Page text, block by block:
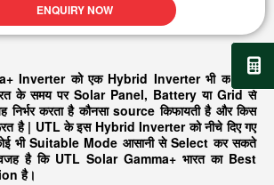
ENQUIRY NOW
Inverter को एक Hybrid Inverter भी कहा जा
के समय पर Solar Panel, Battery या Grid से
करता है कौनसा source किफायती है और किस
है | UTL के इस Hybrid Inverter को नीचे दिए गए
भी Suitable Mode आसानी से Select कर सकते
है कि UTL Solar Gamma+ भारत का Best
है।